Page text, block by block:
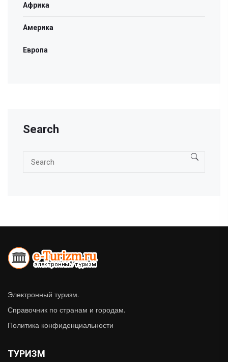
Африка
Америка
Европа
Search
Электронный туризм.
Справочник по странам и городам.
Политика конфиденциальности
ТУРИЗМ